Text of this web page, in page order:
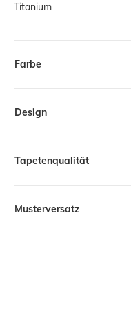
Titanium
Farbe
Design
Tapetenqualität
Musterversatz